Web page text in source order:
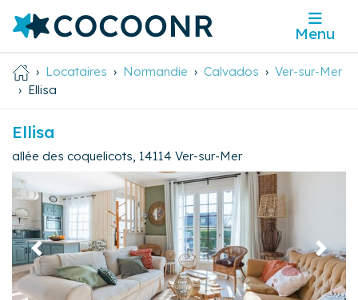
Menu
Locataires Normandie Calvados
Ver-sur-Mer
Ellisa
Ellisa
allée des coquelicots 14114 Ver-sur-Mer
Précédent